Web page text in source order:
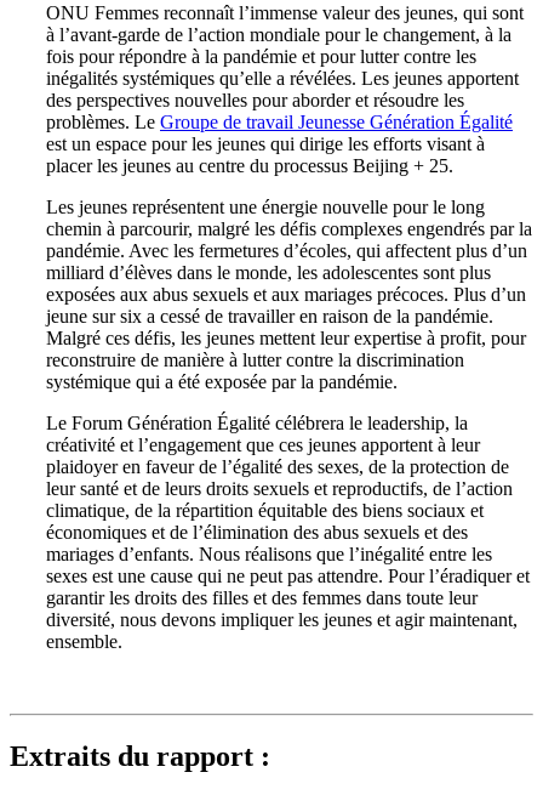
ONU Femmes reconnaît l’immense valeur des jeunes, qui sont
à l’avant-garde de l’action mondiale pour le changement, à la
fois pour répondre à la pandémie et pour lutter contre les
inégalités systémiques qu’elle a révélées. Les jeunes apportent
des perspectives nouvelles pour aborder et résoudre les
problèmes. Le Groupe de travail Jeunesse Génération Égalité
est un espace pour les jeunes qui dirige les efforts visant à
placer les jeunes au centre du processus Beijing + 25.
Les jeunes représentent une énergie nouvelle pour le long
chemin à parcourir, malgré les défis complexes engendrés par la
pandémie. Avec les fermetures d’écoles, qui affectent plus d’un
milliard d’élèves dans le monde, les adolescentes sont plus
exposées aux abus sexuels et aux mariages précoces. Plus d’un
jeune sur six a cessé de travailler en raison de la pandémie.
Malgré ces défis, les jeunes mettent leur expertise à profit, pour
reconstruire de manière à lutter contre la discrimination
systémique qui a été exposée par la pandémie.
Le Forum Génération Égalité célébrera le leadership, la
créativité et l’engagement que ces jeunes apportent à leur
plaidoyer en faveur de l’égalité des sexes, de la protection de
leur santé et de leurs droits sexuels et reproductifs, de l’action
climatique, de la répartition équitable des biens sociaux et
économiques et de l’élimination des abus sexuels et des
mariages d’enfants. Nous réalisons que l’inégalité entre les
sexes est une cause qui ne peut pas attendre. Pour l’éradiquer et
garantir les droits des filles et des femmes dans toute leur
diversité, nous devons impliquer les jeunes et agir maintenant,
ensemble.
Extraits du rapport :